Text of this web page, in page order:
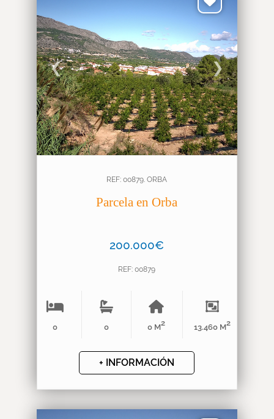
❮ ❯
REF: 00879. ORBA
Parcela en Orba
200.000€
REF: 00879
0 0 0 M2 13.460 M2
+ INFORMACIÓN